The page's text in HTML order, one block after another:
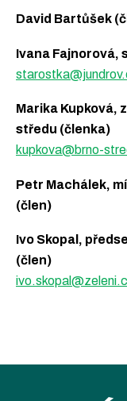
David Bartůšek
Ivana Fajnorová,
Marika Kupková,
středu (členka)
kupkova@brno-
Petr Machálek,
(člen)
Ivo Skopal,
(člen)